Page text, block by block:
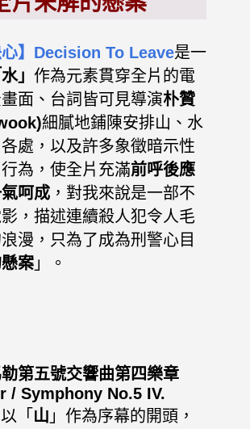
】Decision To Leave是一
」 作為元素貫穿全片的電
面、台詞皆可見導演朴贊
細膩地鋪陳安排山、水
處，以及許多象徵暗示性
為，使全片充滿前呼後應
呵成 ，對我來說是一部不
，描述連續殺人犯令人毛
漫，只為了成為刑警心目
案 」。
第五號交響曲第四樂章
/ Symphony No.5 IV.
「 山 」作為序幕的開頭，